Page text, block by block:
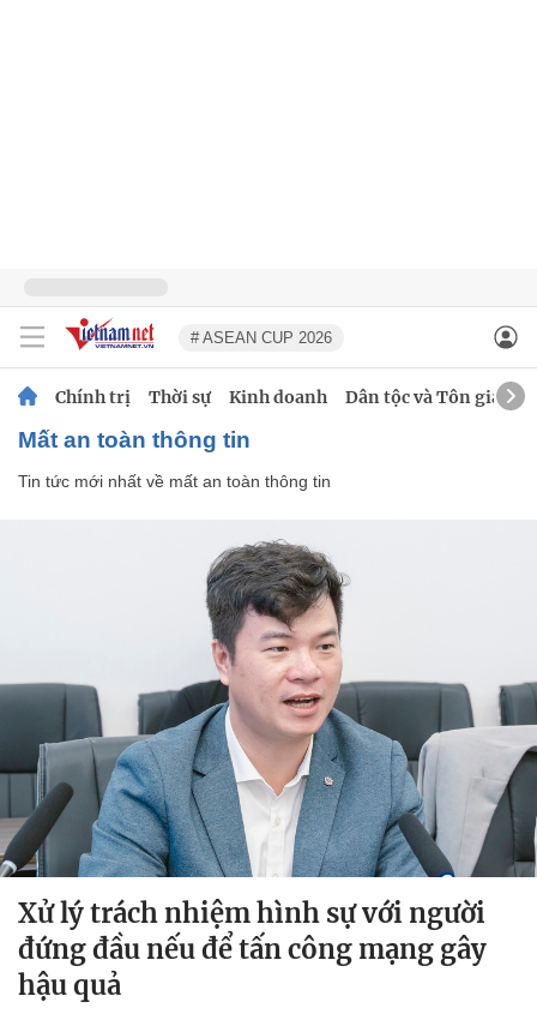
# ASEAN CUP 2026
Chính trị Thời sự Kinh doanh Dân tộc và Tôn giáo
mất an toàn thông tin
Tin tức mới nhất về mất an toàn thông tin
Xử lý trách nhiệm hình sự với người
đứng đầu nếu để tấn công mạng gây
hậu quả